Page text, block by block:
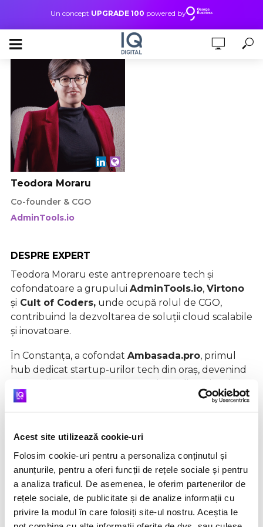
Acest site utilizează cookie-uri
Folosim cookie-uri pentru a personaliza conținutul și
anunțurile, pentru a oferi funcții de rețele sociale și pentru
a analiza traficul. De asemenea, le oferim partenerilor de
rețele sociale, de publicitate și de analize informații cu
privire la modul în care folosiți site-ul nostru. Aceștia le
Un concept UPGRADE 100 powered by
Teodora Moraru
Co-founder & CGO
AdminTools.io
DESPRE EXPERT
Teodora Moraru este antreprenoare tech și
cofondatoare a grupului AdminTools.io, Virtono
și Cult of Coders, unde ocupă rolul de CGO,
contribuind la dezvoltarea de soluții cloud scalabile
și inovatoare.
În Constanța, a cofondat Ambasada.pro, primul
hub dedicat startup-urilor tech din oraș, devenind
un catalizator pentru o comunitate dinamică de
fondatori și investitori locali.
„30 sub 30”, Teodora este absolventă a Facultății
de Automatică și Calculatoare din București și
promovează activ colaborarea și inovația în
ecosistemul antreprenorial românesc.